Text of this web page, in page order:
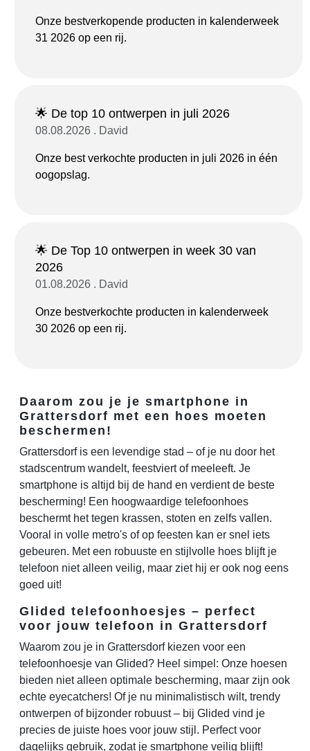
Onze bestverkopende producten in kalenderweek
31 2026 op een rij.
🌟 De top 10 ontwerpen in juli 2026
08.08.2026 . David
Onze best verkochte producten in juli 2026 in één
oogopslag.
🌟 De Top 10 ontwerpen in week 30 van
2026
01.08.2026 . David
Onze bestverkochte producten in kalenderweek
30 2026 op een rij.
Daarom zou je je smartphone in
Grattersdorf met een hoes moeten
beschermen!
Grattersdorf is een levendige stad – of je nu door het
stadscentrum wandelt, feestviert of meeleeft. Je
smartphone is altijd bij de hand en verdient de beste
bescherming! Een hoogwaardige telefoonhoes
beschermt het tegen krassen, stoten en zelfs vallen.
Vooral in volle metro's of op feesten kan er snel iets
gebeuren. Met een robuuste en stijlvolle hoes blijft je
telefoon niet alleen veilig, maar ziet hij er ook nog eens
goed uit!
Glided telefoonhoesjes – perfect
voor jouw telefoon in Grattersdorf
Waarom zou je in Grattersdorf kiezen voor een
telefoonhoesje van Glided? Heel simpel: Onze hoesen
bieden niet alleen optimale bescherming, maar zijn ook
echte eyecatchers! Of je nu minimalistisch wilt, trendy
ontwerpen of bijzonder robuust – bij Glided vind je
precies de juiste hoes voor jouw stijl. Perfect voor
dagelijks gebruik, zodat je smartphone veilig blijft!